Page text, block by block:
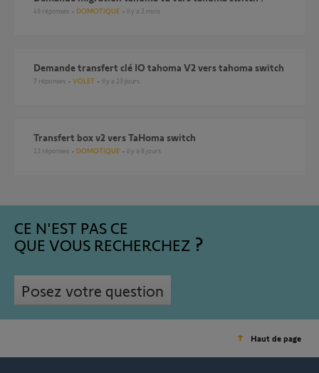
49 réponses DOMOTIQUE il y a 3 mois
Demande transfert clé IO tahoma V2 vers tahoma switch
7 réponses VOLET il y a 23 jours
Transfert box v2 vers TaHoma switch
13 réponses DOMOTIQUE il y a 8 jours
CE N'EST PAS CE
QUE VOUS RECHERCHEZ
Posez votre question
Haut de page